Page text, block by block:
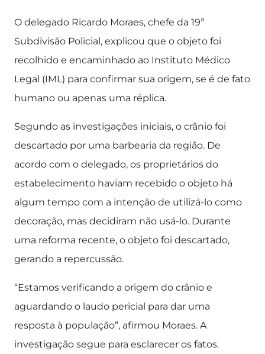
O delegado Ricardo Moraes, chefe da 19ª
Subdivisão Policial, explicou que o objeto foi
recolhido e encaminhado ao Instituto Médico
Legal (IML) para confirmar sua origem, se é de fato
humano ou apenas uma réplica.
Segundo as investigações iniciais, o crânio foi
descartado por uma barbearia da região. De
acordo com o delegado, os proprietários do
estabelecimento haviam recebido o objeto há
algum tempo com a intenção de utilizá-lo como
decoração, mas decidiram não usá-lo. Durante
uma reforma recente, o objeto foi descartado,
gerando a repercussão.
“Estamos verificando a origem do crânio e
aguardando o laudo pericial para dar uma
resposta à população”, afirmou Moraes. A
investigação segue para esclarecer os fatos.